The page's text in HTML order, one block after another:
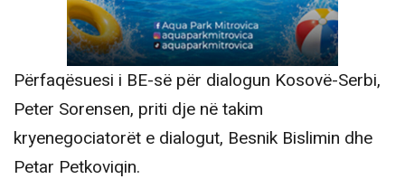
Përfaqësuesi i BE-së për dialogun Kosovë-Serbi,
Peter Sorensen, priti dje në takim
kryenegociatorët e dialogut, Besnik Bislimin dhe
Petar Petkoviqin.